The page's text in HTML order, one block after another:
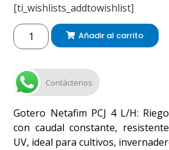
[ti_wishlists_addtowishlist]
Añadir al carrito
Contáctenos
Gotero Netafim PCJ 4 L/H:
con caudal constante,
UV, ideal para cultivos,